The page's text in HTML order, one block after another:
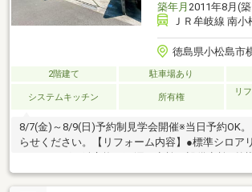
築年月 2011年8月(
ＪＲ牟岐線 南
徳島県小松島市
2階建て 駐車場あり
システムキッチン 所有権
リ
8/7(金)～8/9(日)予約制見学会開催※当日予約OK
らせください。【リフォーム内容】●標準シロア
装、外壁塗装●水回りシステムキッチン交換、ト
化粧台交換●内装クロス張替え、畳表替え、障子